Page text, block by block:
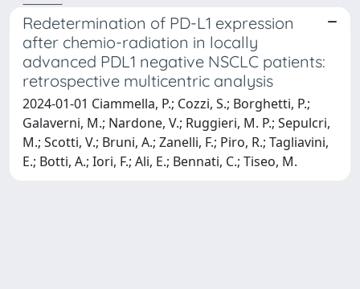
Redetermination of PD-L1 expression
after chemio-radiation in locally
advanced PDL1 negative NSCLC patients:
retrospective multicentric analysis
2024-01-01 Ciammella, P.; Cozzi, S.; Borghetti, P.;
Galaverni, M.; Nardone, V.; Ruggieri, M. P.; Sepulcri,
M.; Scotti, V.; Bruni, A.; Zanelli, F.; Piro, R.; Tagliavini,
E.; Botti, A.; Iori, F.; Ali, E.; Bennati, C.; Tiseo, M.